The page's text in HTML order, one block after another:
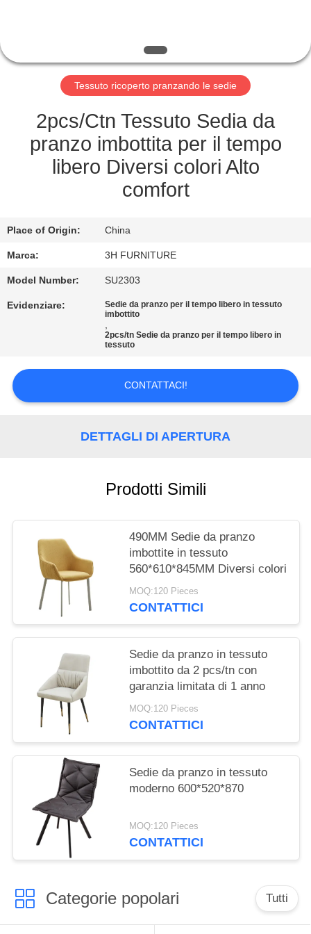
QUALITÀ
CONTATTO
STATI
UNITI
CITAZIONE
MAPPA
DEL
PRIVACY
POLICY
Tessuto ricoperto pranzando le sedie
2pcs/Ctn Tessuto Sedia da
pranzo imbottita per il tempo
libero Diversi colori Alto
comfort
Place of Origin: China
Marca: 3H FURNITURE
Model Number: SU2303
Evidenziare:
Sedie da pranzo per il tempo libero in tessuto
imbottito
,
2pcs/tn Sedie da pranzo per il tempo libero in
tessuto
CONTATTACI!
DETTAGLI DI APERTURA
Prodotti Simili
490MM Sedie da pranzo
imbottite in tessuto
560*610*845MM Diversi colori
MOQ:120 Pieces
CONTATTICI
Sedie da pranzo in tessuto
imbottito da 2 pcs/tn con
garanzia limitata di 1 anno
MOQ:120 Pieces
CONTATTICI
Sedie da pranzo in tessuto
moderno 600*520*870
MOQ:120 Pieces
CONTATTICI
Categorie popolari Tutti